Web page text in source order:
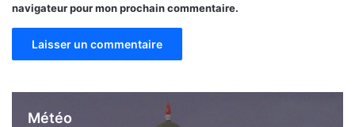
navigateur pour mon prochain commentaire.
Météo